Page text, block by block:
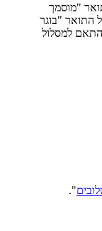
"מוסמך
התואר "בוגר
למסלול
".